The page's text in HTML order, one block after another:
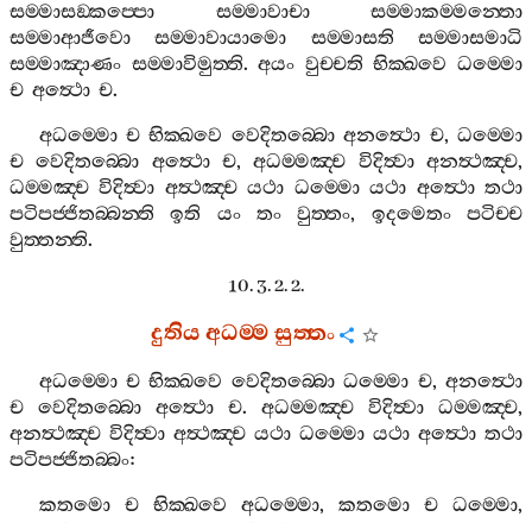
සම‍්මාසඞ‍්කප‍්පො
සම‍්මාවාචා
සම‍්මාකම‍්මන‍්තො
සම‍්මාආජීවො
සම‍්මාවායාමො සම‍්මාසති
සම‍්මාසමාධි
සම‍්මාඤාණං සම‍්මාවිමුත‍්ති.අයං වුච‍්චති භික‍්ඛවෙ ධම‍්මො
ච අත්‍ථො ච.
අධම‍්මො ච භික‍්ඛවෙ වෙදිතබ‍්බො අනත්‍ථො ච,ධම‍්මො
ච වෙදිතබ‍්බො අත්‍ථො ච,අධම‍්මඤ‍්ච විදිත්‍වා අනත්‍ථඤ‍්ච,
ධම‍්මඤ‍්ච විදිත්‍වා අත්‍ථඤ‍්ච යථා ධම‍්මො යථා අත්‍ථො තථා
පටිපජ‍්ජිතබ‍්බන‍්ති
ඉති යං තං වුත‍්තං, ඉදමෙතං
පටිච‍්ච
වුත‍්තන‍්ති.
10. 3. 2. 2.
දුතියඅධම‍්මසුත‍්තං
අධම‍්මො ච භික‍්ඛවෙ වෙදිතබ‍්බො ධම‍්මො ච,අනත්‍ථො
ච
වෙදිතබ‍්බො අත්‍ථො ච. අධම‍්මඤ‍්ච විදිත්‍වා ධම‍්මඤ‍්ච,
අනත්‍ථඤ‍්ච විදිත්‍වා අත්‍ථඤ‍්ච යථා ධම‍්මො යථා අත්‍ථො තථා
පටිපජ‍්ජිතබ‍්බං:
කතමො
ච භික‍්ඛවෙ අධම‍්මො, කතමො ච ධම‍්මො,